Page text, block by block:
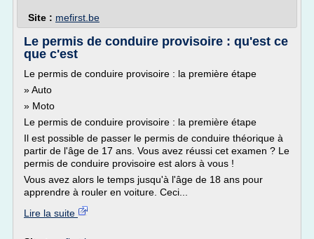
Site : mefirst.be
Le permis de conduire provisoire : qu'est ce
que c'est
Le permis de conduire provisoire : la première étape
» Auto
» Moto
Le permis de conduire provisoire : la première étape
Il est possible de passer le permis de conduire théorique à
partir de l'âge de 17 ans. Vous avez réussi cet examen ? Le
permis de conduire provisoire est alors à vous !
Vous avez alors le temps jusqu'à l'âge de 18 ans pour
apprendre à rouler en voiture. Ceci...
Lire la suite